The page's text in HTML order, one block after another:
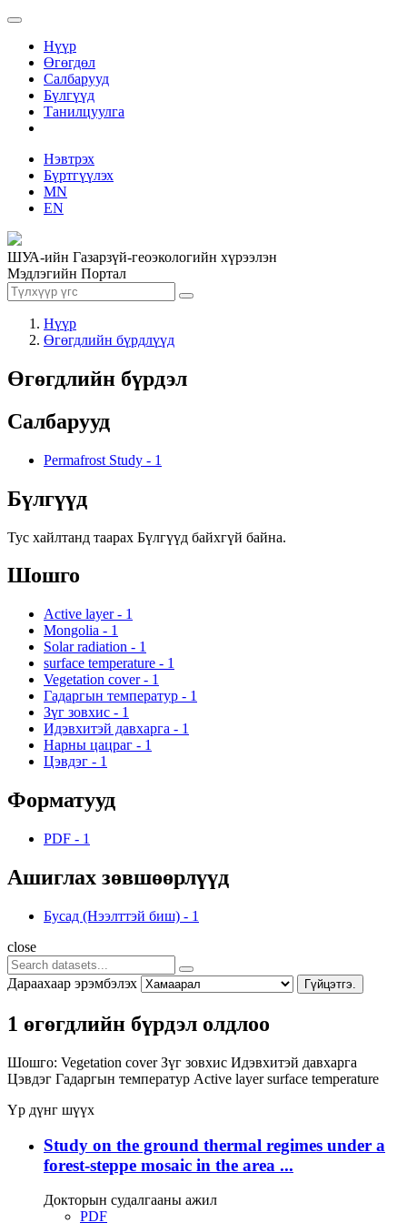
Нүүр
Өгөгдөл
Салбарууд
Бүлгүүд
Танилцуулга
Нэвтрэх
Бүртгүүлэх
MN
EN
ШУА-ийн Газарзүй-геоэкологийн хүрээлэн
Мэдлэгийн Портал
Нүүр
Өгөгдлийн бүрдлүүд
Өгөгдлийн бүрдэл
Салбарууд
Permafrost Study - 1
Бүлгүүд
Тус хайлтанд таарах Бүлгүүд байхгүй байна.
Шошго
Active layer - 1
Mongolia - 1
Solar radiation - 1
surface temperature - 1
Vegetation cover - 1
Гадаргын температур - 1
Зүг зовхис - 1
Идэвхитэй давхарга - 1
Нарны цацраг - 1
Цэвдэг - 1
Форматууд
PDF - 1
Ашиглах зөвшөөрлүүд
Бусад (Нээлттэй биш) - 1
close
Дараахаар эрэмбэлэх Гүйцэтгэ.
1 өгөгдлийн бүрдэл олдлоо
Шошго: Vegetation coverЗүг зовхис Идэвхитэй давхарга
Цэвдэг Гадаргын температур Active layersurface temperature
Үр дүнг шүүх
Study on the ground thermal regimes under a
forest-steppe mosaic in the area ...
Докторын судалгааны ажил
PDF